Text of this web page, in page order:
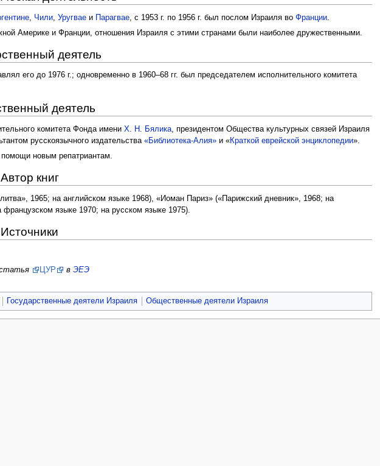
Чили ,Уругвае и Парагвае , с 1953 г. по 1956 г. был послом Израиля воФранции
Америке и Франции, отношения Израиля с этими странами были наиболее дружественными.
деятель
его до 1976 г.; одновременно в 1960–68 гг. был председателем исполнительного комитета
деятель
комитета Фонда имениХ. Н. Бялика, президентом Общества культурных связей Израиля
русскоязычного издательства«Библиотека-Алия» и «Краткой еврейской энциклопедии».
новым репатриантам.
Автор книг
1965; на английском языке 1968), «Иоман Париз» («Парижский дневник», 1968; на
языке 1970; на русском языке 1975).
Источники
ЦУР в ЭЕЭ
Государственные деятели Израиля Общественные деятели Израиля